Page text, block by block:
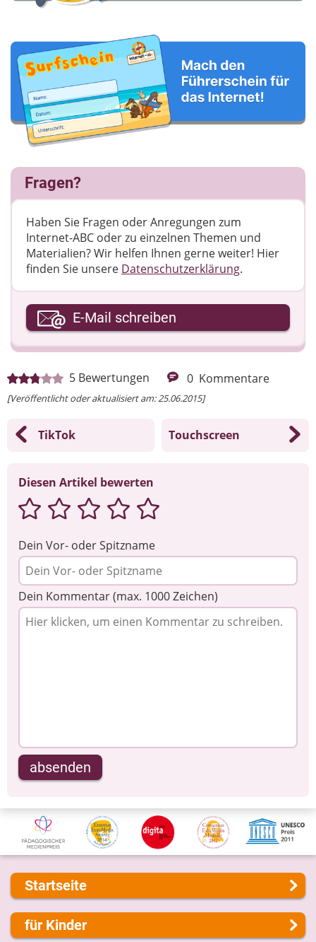
5 Bewertungen 0 Kommentare
[Veröffentlicht oder aktualisiert am: 25.06.2015]
TikTok Touchscreen
Diesen Artikel bewerten
Dein Vor- oder Spitzname
Dein Kommentar (max. 1000 Zeichen)
absenden
Fragen?
Haben Sie Fragen oder Anregungen zum
Internet-ABC oder zu einzelnen Themen und
Materialien? Wir helfen Ihnen gerne weiter! ​Hier
finden Sie unsere Datenschutzerklärung.
Ihre E-Mail-Adresse
Ihre Nachricht
E-Mail schreiben
Startseite
Über uns
Presse
für Kinder